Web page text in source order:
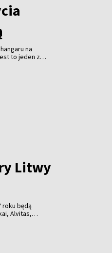
na
to jeden z
Litwy
roku będą
Alvitas,